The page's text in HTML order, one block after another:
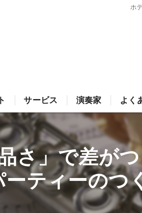
ホ
頼･安田音楽制作事務所の口コミ情報
頼･安田音楽制作事務所の評判
頼･安田音楽制作事務所のお客様の声
サービス
シェフDeオペラ｜パーティー余興・
シェフ de オペラ – Wedding
シェフDeオペラ｜演奏家派遣料金一
演奏家 よく
さ」で差が
ーティーのつ